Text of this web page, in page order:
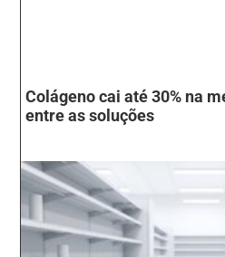
Colágeno cai até 30% na
entre as soluções